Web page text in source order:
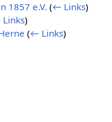
1857 e.V. (← Links)
)
(← Links)